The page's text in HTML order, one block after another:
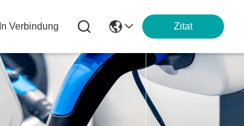
Verbindung Zitat